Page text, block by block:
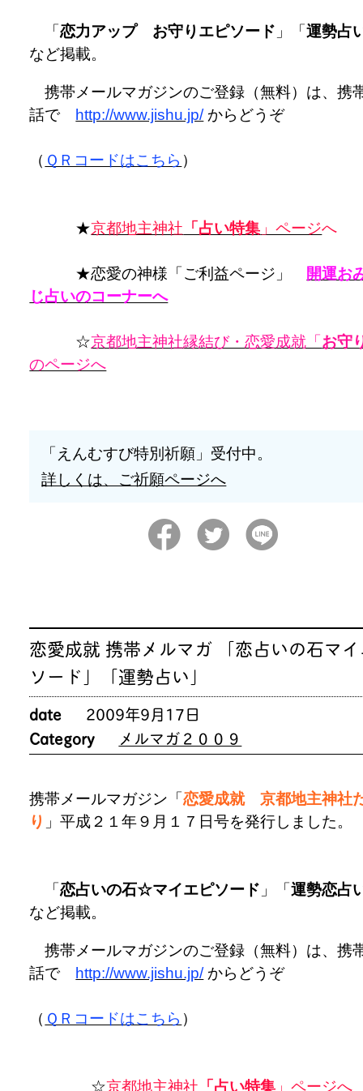
「恋力アップ お守りエピソード 」「運勢占
など掲載。
携帯メールマガジンのご登録（無料）は、携
話で http://www.jishu.jp/からどうぞ
（ ＱＲコードはこちら ）
★京都地主神社 「占い特集 」ページへ
★恋愛の神様「ご利益ページ」
開運お
じ占いのコーナーへ
☆京都地主神社縁結び・恋愛成就「お守
のページへ
「えんむすび特別祈願」受付中。
詳しくは、ご祈願ページへ
恋愛成就 携帯メルマガ 「恋占いの石マ
ソード」「運勢占い」
date
2009年9月17日
Category
メルマガ２００９
携帯メールマガジン「恋愛成就 京都地主神社
り 」平成２１年９月１７日号を発行しました。
「恋占いの石☆マイエピソード 」「運勢恋占
など掲載。
携帯メールマガジンのご登録（無料）は、携
話で http://www.jishu.jp/からどうぞ
（ ＱＲコードはこちら ）
☆京都地主神社 「占い特集 」ページへ